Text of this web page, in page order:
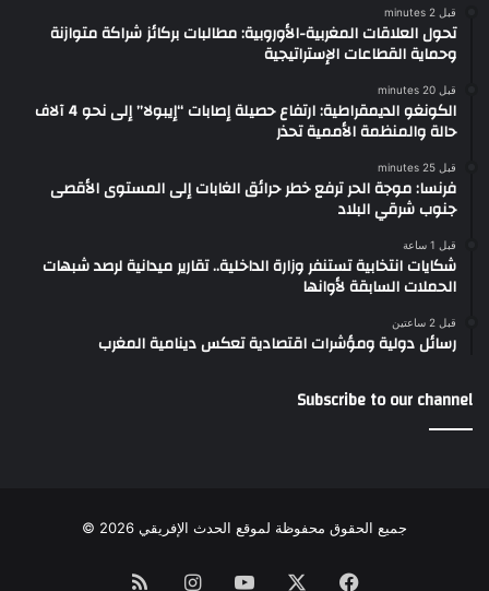
قبل 2 minutes
تحول العلاقات المغربية-الأوروبية: مطالبات بركائز شراكة متوازنة
وحماية القطاعات الإستراتيجية
قبل 20 minutes
الكونغو الديمقراطية: ارتفاع حصيلة إصابات “إيبولا” إلى نحو 4 آلاف
حالة والمنظمة الأممية تحذر
قبل 25 minutes
فرنسا: موجة الحر ترفع خطر حرائق الغابات إلى المستوى الأقصى
جنوب شرقي البلاد
قبل 1 ساعة
شكايات انتخابية تستنفر وزارة الداخلية.. تقارير ميدانية لرصد شبهات
الحملات السابقة لأوانها
قبل 2 ساعتين
رسائل دولية ومؤشرات اقتصادية تعكس دينامية المغرب
Subscribe to our channel
جميع الحقوق محفوظة لموقع الحدث الإفريقي 2026 ©
Facebook
YouTube
Instagram
RSS